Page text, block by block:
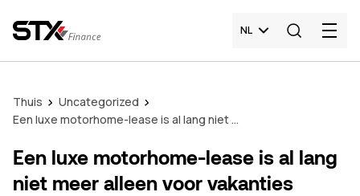
NL
Thuis
Uncategorized
Een luxe motorhome-lease is al lang niet meer alleen voor vakanties
Een luxe motorhome-lease is al lang
niet meer alleen voor vakanties